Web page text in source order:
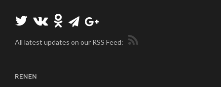
All latest updates on our RSS Feed:
RENEN